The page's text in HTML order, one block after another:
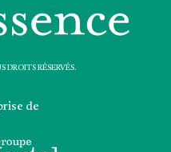
RÉSERVÉS.
de